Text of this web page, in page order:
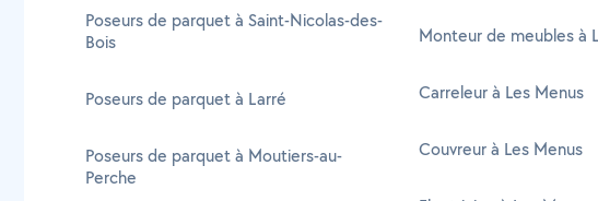
Poseurs de parquet à Saint-Nicolas-des-
Bois
Poseurs de parquet à Larré
Poseurs de parquet à Moutiers-au-
Perche
Monteur de meubles à
Carreleur à Les Menus
Couvreur à Les Menus